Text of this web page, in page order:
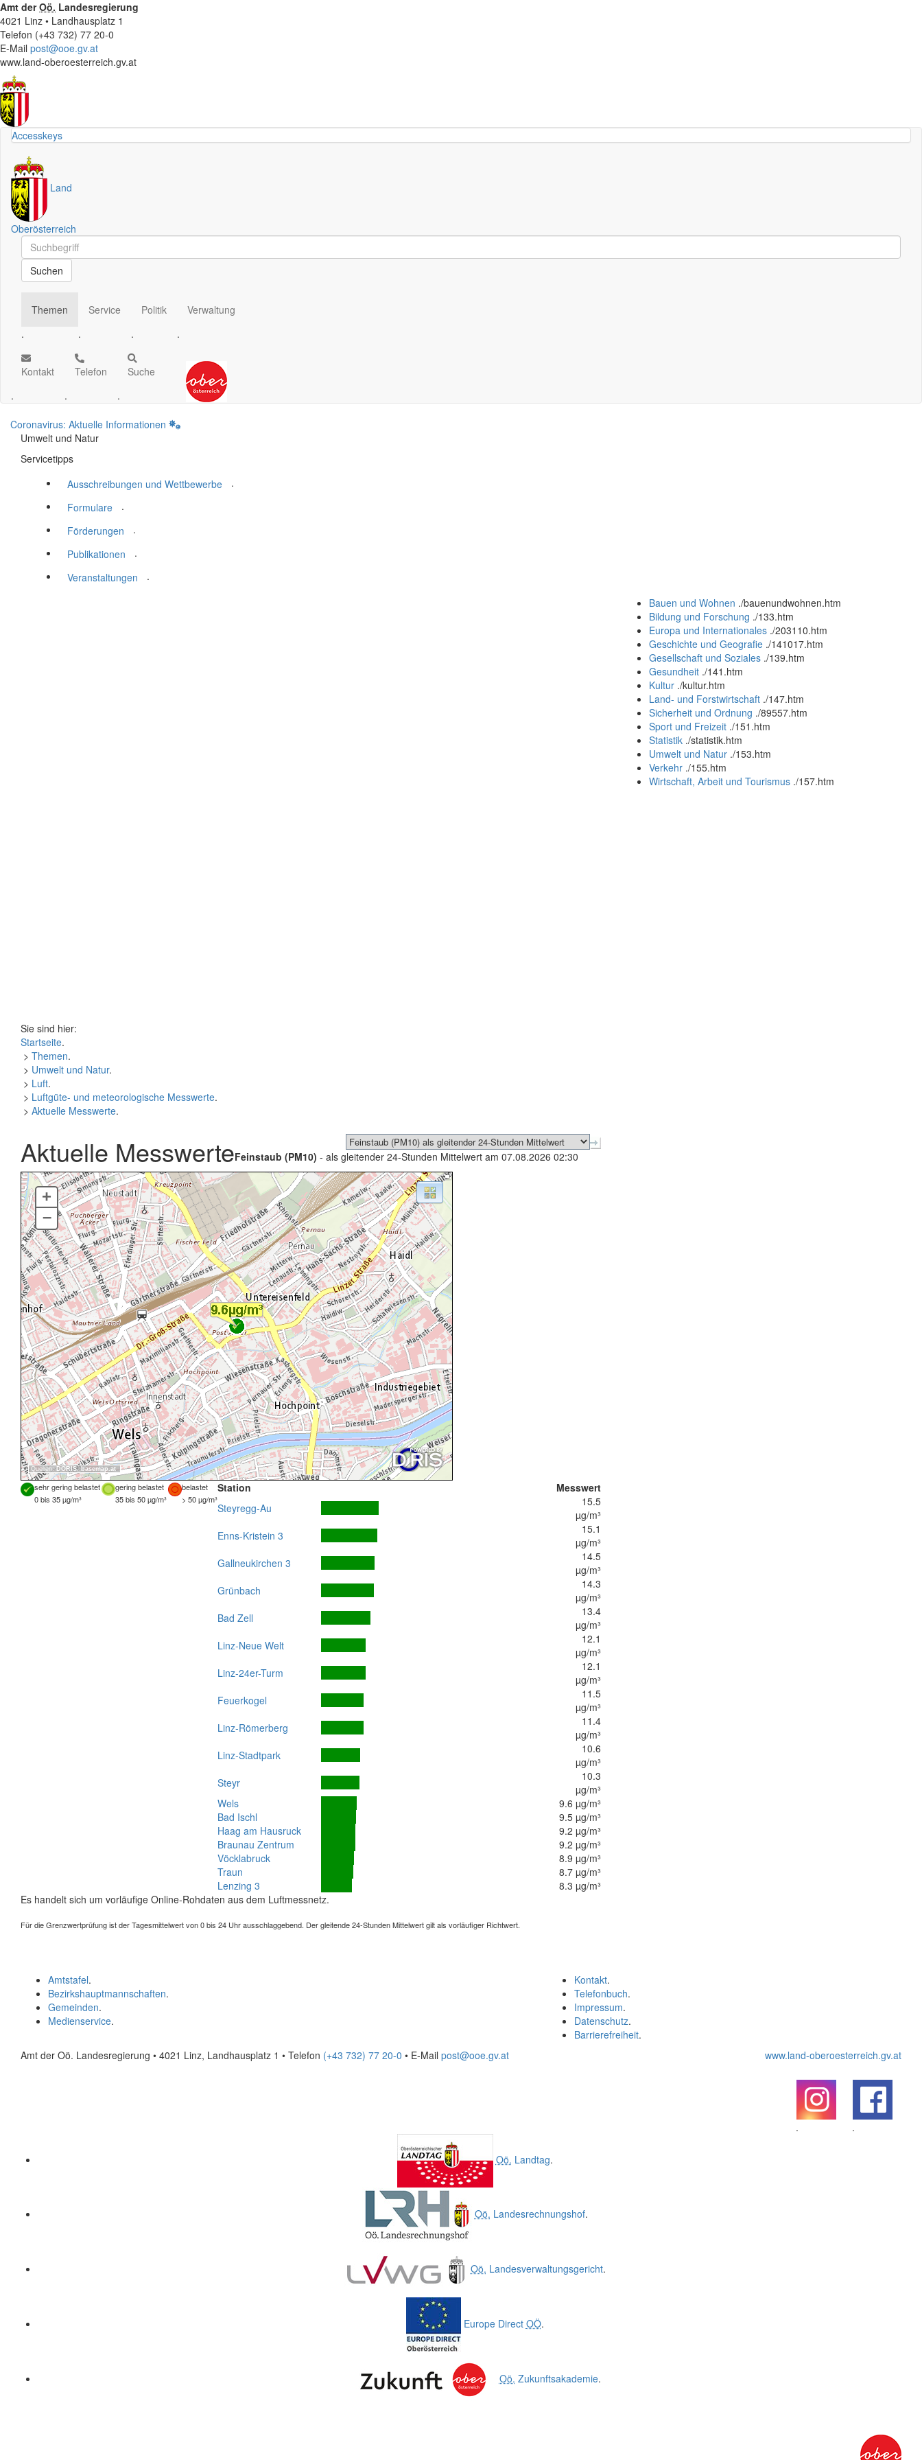
Amt derOö. Landesregierung
4021 Linz • Landhausplatz 1
Telefon (+43 732) 77 20-0
E-Mail post@ooe.gv.at
www.land-oberoesterreich.gv.at
Accesskeys
Land
Oberösterreich
Schnellsuche
Schnellsuche
Suchen
Themen
.
Service
.
Politik
.
Verwaltung
.
Kontakt
.
Telefon
.
Suche
.
Coronavirus: Aktuelle Informationen
Umwelt und Natur
Servicetipps
Ausschreibungen und Wettbewerbe
.
Formulare
.
Förderungen
.
Publikationen
.
Veranstaltungen
.
Bauen und Wohnen ./bauenundwohnen.htm
Bildung und Forschung ./133.htm
Europa und Internationales ./203110.htm
Geschichte und Geografie ./141017.htm
Gesellschaft und Soziales ./139.htm
Gesundheit ./141.htm
Kultur ./kultur.htm
Land- und Forstwirtschaft ./147.htm
Sicherheit und Ordnung ./89557.htm
Sport und Freizeit ./151.htm
Statistik ./statistik.htm
Umwelt und Natur ./153.htm
Verkehr ./155.htm
Wirtschaft, Arbeit und Tourismus ./157.htm
Sie sind hier:
Startseite.
> Themen.
> Umwelt und Natur.
> Luft.
> Luftgüte- und meteorologische Messwerte.
> Aktuelle Messwerte.
Aktuelle MesswerteFeinstaub (PM10) - als gleitender 24-Stunden Mittelwert am 07.08.2026 02:30
Quellen: DORIS, basemap.at
+
–
sehr gering belastet gering belastet
belastet
0 bis 35 µg/m³
35 bis 50 µg/m³ > 50 µg/m³
Station
Messwert
Steyregg-Au
15.5
µg/m³
Enns-Kristein 3
15.1
µg/m³
Gallneukirchen 3
14.5
µg/m³
Grünbach
14.3
µg/m³
Bad Zell
13.4
µg/m³
Linz-Neue Welt
12.1
µg/m³
Linz-24er-Turm
12.1
µg/m³
Feuerkogel
11.5
µg/m³
Linz-Römerberg
11.4
µg/m³
Linz-Stadtpark
10.6
µg/m³
Steyr
10.3
µg/m³
Wels
9.6 µg/m³
Bad Ischl
9.5 µg/m³
Haag am Hausruck
9.2 µg/m³
Braunau Zentrum
9.2 µg/m³
Vöcklabruck
8.9 µg/m³
Traun
8.7 µg/m³
Lenzing 3
8.3 µg/m³
Es handelt sich um vorläufige Online-Rohdaten aus dem Luftmessnetz.
Für die Grenzwertprüfung ist der Tagesmittelwert von 0 bis 24 Uhr ausschlaggebend. Der gleitende 24-Stunden Mittelwert gilt als vorläufiger Richtwert.
Kontakt.
Telefonbuch.
Impressum.
Datenschutz.
Barrierefreiheit.
Amtstafel.
Bezirkshauptmannschaften.
Gemeinden.
Medienservice.
Amt der Oö. Landesregierung • 4021 Linz, Landhausplatz 1 • Telefon (+43 732) 77 20-0 • E-Mail post@ooe.gv.at www.land-oberoesterreich.gv.at
.
.
Oö. Landtag.
Oö. Landesrechnungshof.
Oö. Landesverwaltungsgericht.
Europe Direct OÖ.
Oö. Zukunftsakademie.